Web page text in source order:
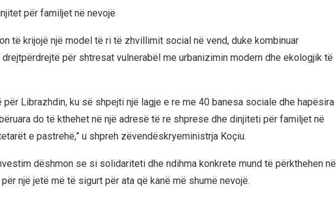
për familjet në nevojë
të krijojë një model të ri të zhvillimit social në vend, duke kombinuar
për shtresat vulnerabël me urbanizimin modern dhe ekologjik të
për Librazhdin, ku së shpejti një lagje e re me 40 banesa sociale dhe hapësira
do të kthehet në një adresë të re shprese dhe dinjiteti për familjet në
e pastrehë,” u shpreh zëvendëskryeministrja Koçiu.
dëshmon se si solidariteti dhe ndihma konkrete mund të përkthehen në
një jetë më të sigurt për ata që kanë më shumë nevojë.